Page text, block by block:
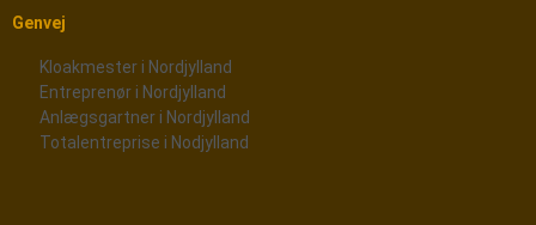
Genvej
Kloakmester i Nordjylland
Entreprenør i Nordjylland
Anlægsgartner i Nordjylland
Totalentreprise i Nodjylland